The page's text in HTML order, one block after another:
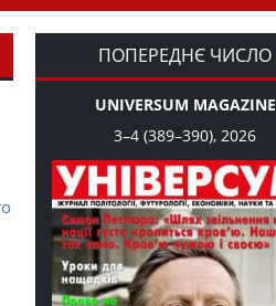
ПОПЕРЕДНЄ ЧИСЛО
UNIVERSUM MAGAZINE
3–4 (389–390), 2026